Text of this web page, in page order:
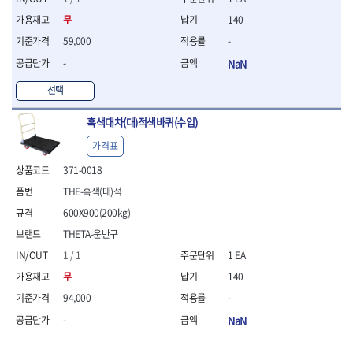
기타 작업공구
- 헤라
- 케이스
- 핀
무
59,000
-
선택
140
-
NaN
흑색대차(대)적색바퀴(수입)
371-0018
THETA-운반구
1 / 1
무
94,000
-
THE-흑색(대)적
600X900(200kg)
가격표
1 EA
140
-
NaN